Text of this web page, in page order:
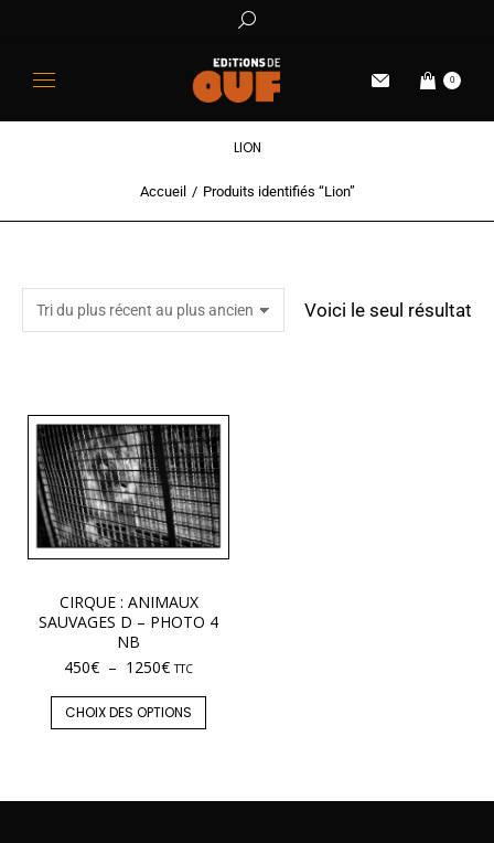
0
LION
Vous êtes ici :Accueil Produits identifiés “Lion”
Voici le seul résultat
CIRQUE : ANIMAUX
SAUVAGES D – PHOTO 4
NB
450€ – 1250€ TTC
CHOIX DES OPTIONS